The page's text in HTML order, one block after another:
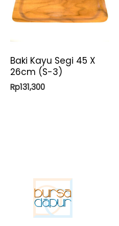
Baki Kayu Segi 45 X
26cm (S-3)
Rp131,300